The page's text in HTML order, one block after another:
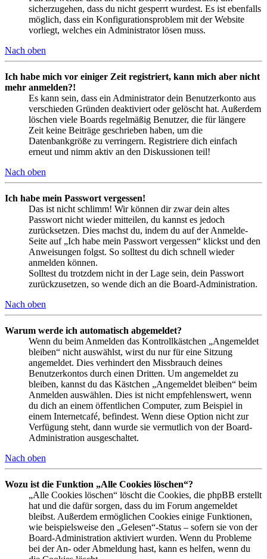
sicherzugehen, dass du nicht gesperrt wurdest. Es ist ebenfalls
möglich, dass ein Konfigurationsproblem mit der Website
vorliegt, welches ein Administrator lösen muss.
Nach oben
Ich habe mich vor einiger Zeit registriert, kann mich aber nicht
mehr anmelden?!
Es kann sein, dass ein Administrator dein Benutzerkonto aus
verschieden Gründen deaktiviert oder gelöscht hat. Außerdem
löschen viele Boards regelmäßig Benutzer, die für längere
Zeit keine Beiträge geschrieben haben, um die
Datenbankgröße zu verringern. Registriere dich einfach
erneut und nimm aktiv an den Diskussionen teil!
Nach oben
Ich habe mein Passwort vergessen!
Das ist nicht schlimm! Wir können dir zwar dein altes
Passwort nicht wieder mitteilen, du kannst es jedoch
zurücksetzen. Dies machst du, indem du auf der Anmelde-
Seite auf „Ich habe mein Passwort vergessen“ klickst und den
Anweisungen folgst. So solltest du dich schnell wieder
anmelden können.
Solltest du trotzdem nicht in der Lage sein, dein Passwort
zurückzusetzen, so wende dich an die Board-Administration.
Nach oben
Warum werde ich automatisch abgemeldet?
Wenn du beim Anmelden das Kontrollkästchen „Angemeldet
bleiben“ nicht auswählst, wirst du nur für eine Sitzung
angemeldet. Dies verhindert den Missbrauch deines
Benutzerkontos durch einen Dritten. Um angemeldet zu
bleiben, kannst du das Kästchen „Angemeldet bleiben“ beim
Anmelden auswählen. Dies ist nicht empfehlenswert, wenn
du dich an einem öffentlichen Computer, zum Beispiel in
einem Internetcafé, befindest. Wenn diese Option nicht zur
Verfügung steht, dann wurde sie vermutlich von der Board-
Administration ausgeschaltet.
Nach oben
Wozu ist die Funktion „Alle Cookies löschen“?
„Alle Cookies löschen“ löscht die Cookies, die phpBB erstellt
hat und die dafür sorgen, dass du im Forum angemeldet
bleibst. Außerdem ermöglichen Cookies einige Funktionen,
wie beispielsweise den „Gelesen“-Status – sofern sie von der
Board-Administration aktiviert wurden. Wenn du Probleme
bei der An- oder Abmeldung hast, kann es helfen, wenn du